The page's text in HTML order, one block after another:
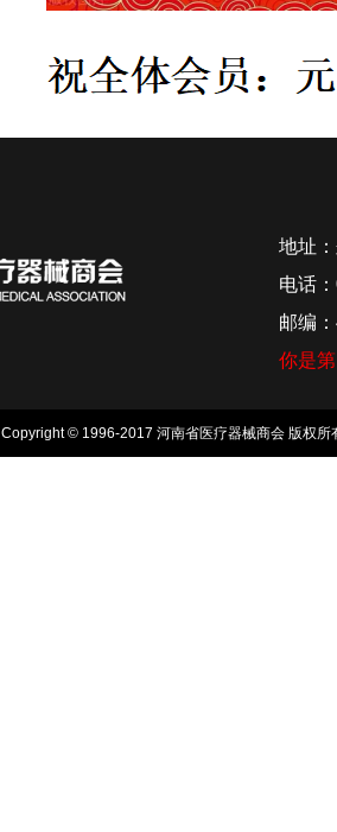
地址
电话
邮编
你是
Copyright © 1996-2017 河南省医疗器械商会 版权